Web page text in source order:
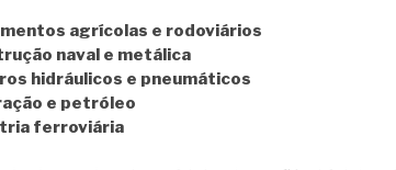
agrícolas e rodoviários
naval e metálica
hidráulicos e pneumáticos
e petróleo
ferroviária